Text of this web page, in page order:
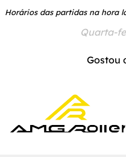
Horários das partidas na hora
Quarta-
Gostou